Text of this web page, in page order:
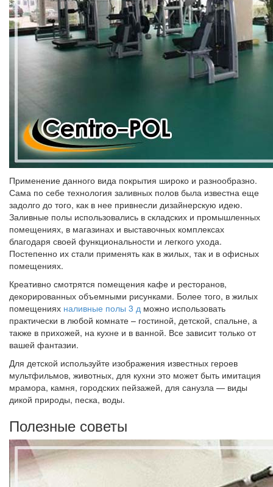
Применение данного вида покрытия широко и разнообразно.
Сама по себе технология заливных полов была известна еще
задолго до того, как в нее привнесли дизайнерскую идею.
Заливные полы использовались в складских и промышленных
помещениях, в магазинах и выставочных комплексах
благодаря своей функциональности и легкого ухода.
Постепенно их стали применять как в жилых, так и в офисных
помещениях.
Креативно смотрятся помещения кафе и ресторанов,
декорированных объемными рисунками. Более того, в жилых
помещениях наливные полы 3 д можно использовать
практически в любой комнате – гостиной, детской, спальне, а
также в прихожей, на кухне и в ванной. Все зависит только от
вашей фантазии.
Для детской используйте изображения известных героев
мультфильмов, животных, для кухни это может быть имитация
мрамора, камня, городских пейзажей, для санузла — виды
дикой природы, песка, воды.
Полезные советы